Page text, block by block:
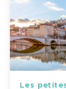
Les